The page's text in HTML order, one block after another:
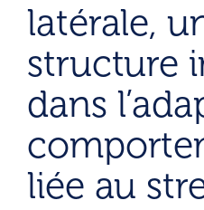
latérale,
structure
dans
liée au